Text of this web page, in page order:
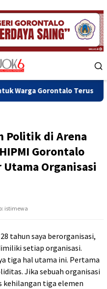
Terus Dikebut
Politik di Arena
Gorontalo
Organisasi
istimewa
tahun saya berorganisasi,
setiap organisasi.
tiga hal utama ini. Pertama
Jika sebuah organisasi
kehilangan tiga elemen